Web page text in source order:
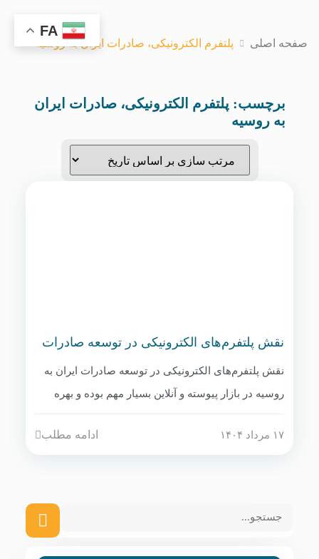
صفحه اصلی پلتفرم الکترونیکی، صادرات ایران به روسیه
برچسب: پلتفرم الکترونیکی، صادرات ایران
به روسیه
نقش پلتفرم‌های الکترونیکی در توسعه صادرات
نقش پلتفرم‌های الکترونیکی در توسعه صادرات ایران به
روسیه در بازار پیوسته و آنلاین بسیار مهم بوده و بهره
کاهش دهد.
۱۷ مرداد ۱۴۰۴ ادامه مطلب
FA